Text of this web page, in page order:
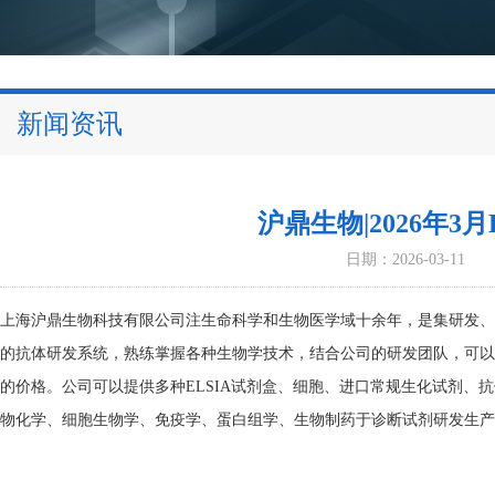
新闻资讯
沪鼎生物|2026年3
日期：2026-03-11
上海沪鼎生物科技有限公司注生命科学和生物医学域十余年，是集研发
的抗体研发系统，熟练掌握各种生物学技术，结合公司的研发团队，可
的价格。公司可以提供多种ELSIA试剂盒、细胞、进口常规生化试剂、
物化学、细胞生物学、免疫学、蛋白组学、生物制药于诊断试剂研发生